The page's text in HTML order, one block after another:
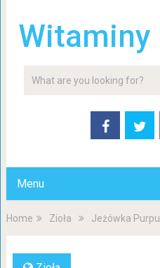
Witaminy
Menu
Home Zioła Jeżówka